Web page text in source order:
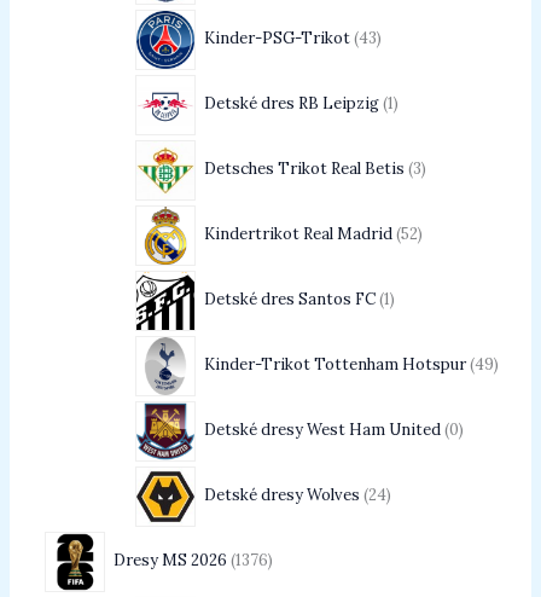
Kinder-PSG-Trikot 43
Detské dres RB Leipzig 1
Detsches Trikot Real Betis 3
Kindertrikot Real Madrid 52
Detské dres Santos FC 1
Kinder-Trikot Tottenham Hotspur 49
Detské dresy West Ham United 0
Detské dresy Wolves 24
Dresy MS 2026 1376